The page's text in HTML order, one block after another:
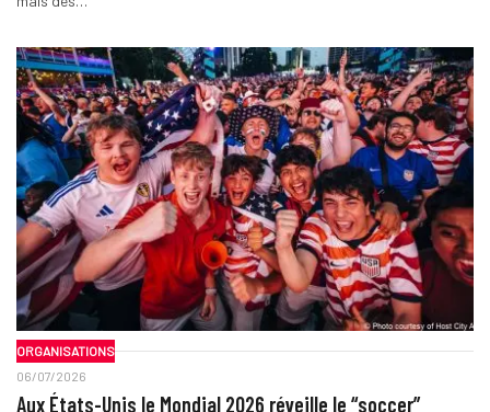
ORGANISATIONS
06/07/2026
Aux États-Unis le Mondial 2026 réveille le “soccer”